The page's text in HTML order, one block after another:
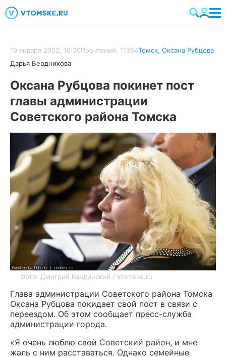
19 января 2022, 16:30Прочтений: 11354Томск, Оксана Рубцова
Дарья Бердникова
Оксана Рубцова покинет пост
главы администрации
Советского района Томска
Фото: Дмитрий Кандинский / vtomske.ru
Глава администрации Советского района Томска
Оксана Рубцова покидает свой пост в связи с
переездом. Об этом сообщает пресс-служба
администрации города.
«Я очень люблю свой Советский район, и мне
жаль с ним расставаться. Однако семейные